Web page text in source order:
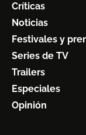
Críticas
Noticias
Festivales y
Series de TV
Trailers
Especiales
Opinión